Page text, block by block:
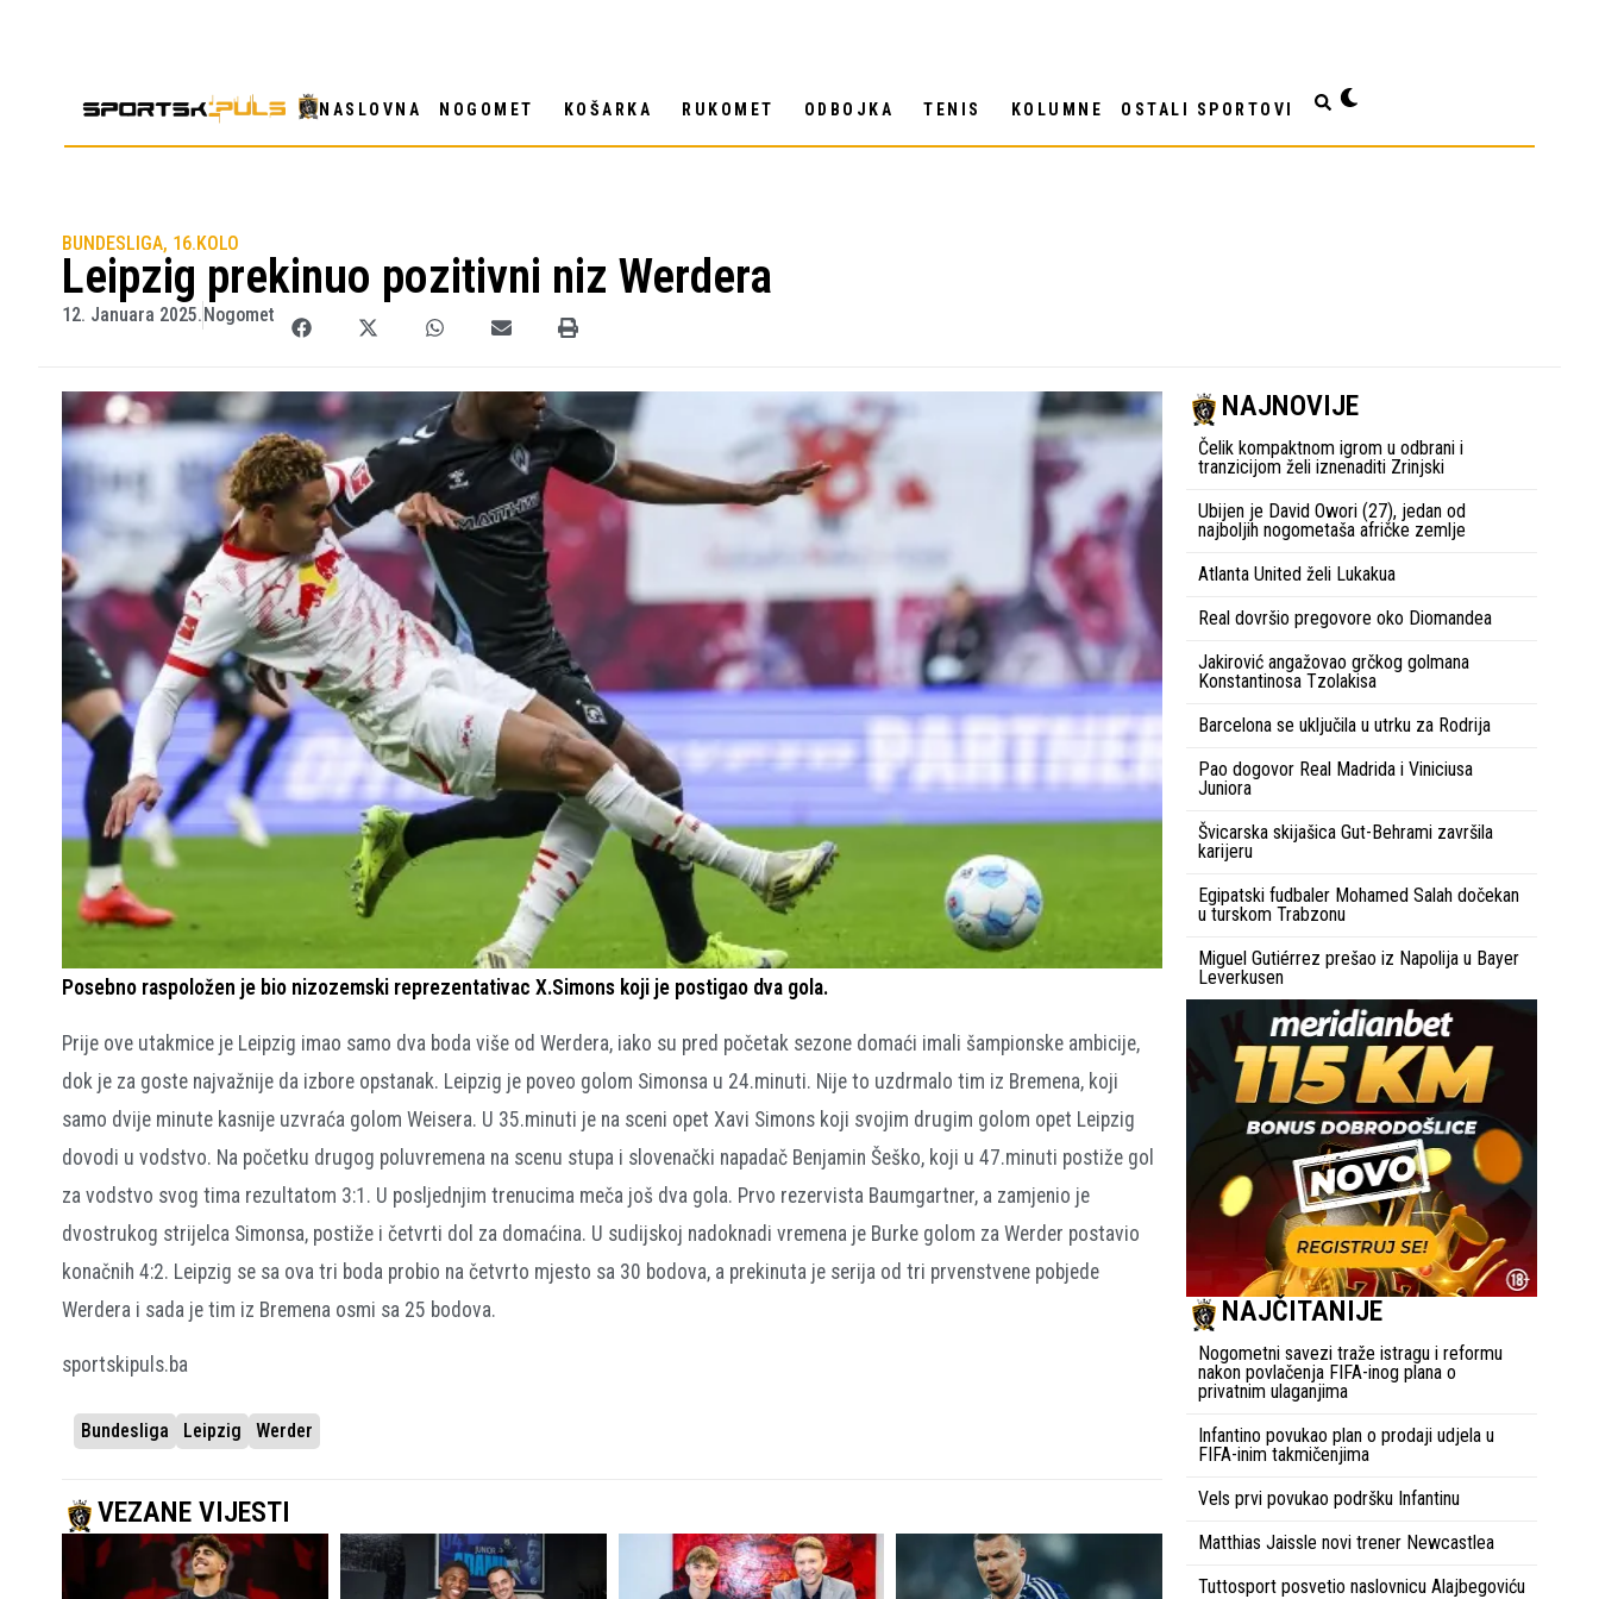
NASLOVNA NOGOMET KOŠARKA RUKOMET ODBOJKA TENIS KOLUMNE OSTALI SPORTOVI
BUNDESLIGA, 16.KOLO
Leipzig prekinuo pozitivni niz Werdera
12. Januara 2025.Nogomet
Posebno raspoložen je bio nizozemski reprezentativac X.Simons koji je postigao dva gola.
Prije ove utakmice je Leipzig imao samo dva boda više od Werdera, iako su pred početak sezone domaći imali šampionske ambicije,
dok je za goste najvažnije da izbore opstanak. Leipzig je poveo golom Simonsa u 24.minuti. Nije to uzdrmalo tim iz Bremena, koji
samo dvije minute kasnije uzvraća golom Weisera. U 35.minuti je na sceni opet Xavi Simons koji svojim drugim golom opet Leipzig
dovodi u vodstvo. Na početku drugog poluvremena na scenu stupa i slovenački napadač Benjamin Šeško, koji u 47.minuti postiže gol
za vodstvo svog tima rezultatom 3:1. U posljednjim trenucima meča još dva gola. Prvo rezervista Baumgartner, a zamjenio je
dvostrukog strijelca Simonsa, postiže i četvrti dol za domaćina. U sudijskoj nadoknadi vremena je Burke golom za Werder postavio
konačnih 4:2. Leipzig se sa ova tri boda probio na četvrto mjesto sa 30 bodova, a prekinuta je serija od tri prvenstvene pobjede
Werdera i sada je tim iz Bremena osmi sa 25 bodova.
sportskipuls.ba
Bundesliga Leipzig Werder
VEZANE VIJESTI
NAJNOVIJE
Čelik kompaktnom igrom u odbrani i
tranzicijom želi iznenaditi Zrinjski
Ubijen je David Owori (27), jedan od
najboljih nogometaša afričke zemlje
Atlanta United želi Lukakua
Real dovršio pregovore oko Diomandea
Jakirović angažovao grčkog golmana
Konstantinosa Tzolakisa
Barcelona se uključila u utrku za Rodrija
Pao dogovor Real Madrida i Viniciusa
Juniora
Švicarska skijašica Gut-Behrami završila
karijeru
Egipatski fudbaler Mohamed Salah dočekan
u turskom Trabzonu
Miguel Gutiérrez prešao iz Napolija u Bayer
Leverkusen
NAJČITANIJE
Nogometni savezi traže istragu i reformu
nakon povlačenja FIFA-inog plana o
privatnim ulaganjima
Infantino povukao plan o prodaji udjela u
FIFA-inim takmičenjima
Vels prvi povukao podršku Infantinu
Matthias Jaissle novi trener Newcastlea
Tuttosport posvetio naslovnicu Alajbegoviću